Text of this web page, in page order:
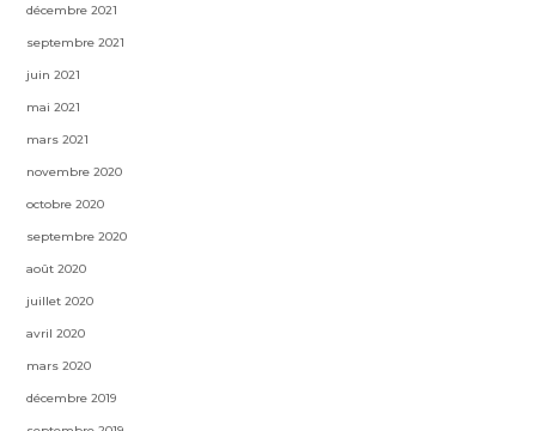
décembre 2021
septembre 2021
juin 2021
mai 2021
mars 2021
novembre 2020
octobre 2020
septembre 2020
août 2020
juillet 2020
avril 2020
mars 2020
décembre 2019